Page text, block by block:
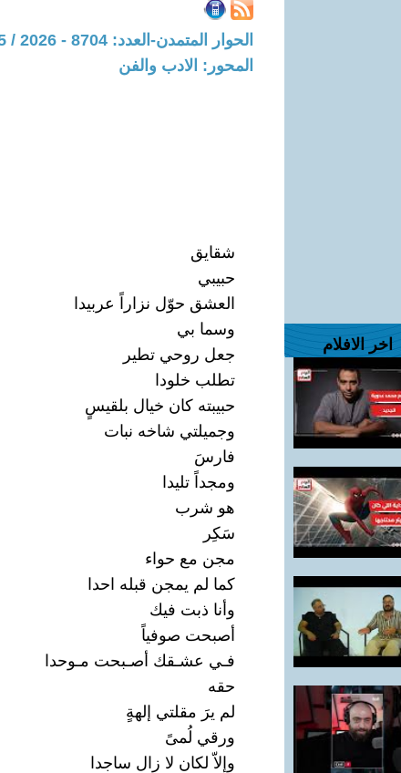
اخر الافلام
الحوار المتمدن-العدد: 8704 - 2026 / 5 / 11 - 12:59
المحور: الادب والفن
شقايق
حبيبي
العشق حوّل نزاراً عربيدا
وسما بي
جعل روحي تطير
تطلب خلودا
حبيبته كان خيال بلقيسٍ
وجميلتي شاخه نبات
فارسَ
ومجداً تليدا
هو شرب
سَكِر
مجن مع حواء
كما لم يمجن قبله احدا
وأنا ذبت فيك
أصبحت صوفياً
فـي عشـقك أصـبحت مـوحدا
حقه
لم يرَ مقلتي إلهةٍ
ورقي لُمىً
وإلاّ لكان لا زال ساجدا